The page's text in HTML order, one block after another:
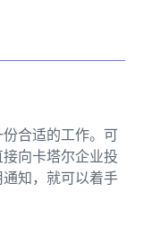
合适的工作。可
向卡塔尔企业投
知，就可以着手